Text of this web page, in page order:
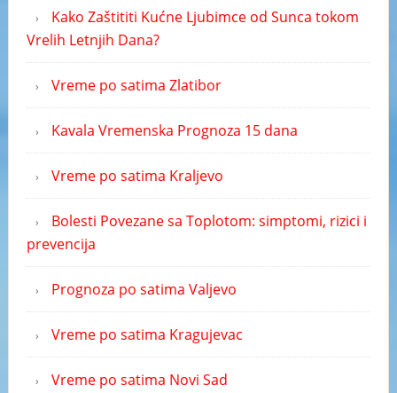
Kako Zaštititi Kućne Ljubimce od Sunca tokom
Vrelih Letnjih Dana?
Vreme po satima Zlatibor
Kavala Vremenska Prognoza 15 dana
Vreme po satima Kraljevo
Bolesti Povezane sa Toplotom: simptomi, rizici i
prevencija
Prognoza po satima Valjevo
Vreme po satima Kragujevac
Vreme po satima Novi Sad